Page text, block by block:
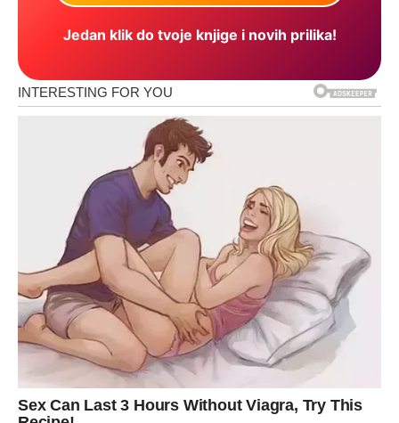
Jedan klik do tvoje knjige i novih prilika!